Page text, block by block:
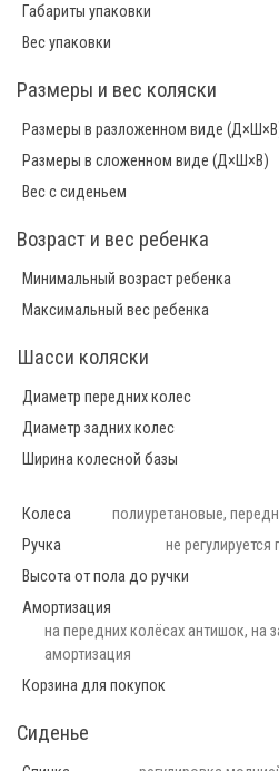
Габариты упаковки
Вес упаковки
Размеры и вес коляски
Размеры в разложенном виде
Размеры в сложенном виде (Д×Ш×В)
Вес с сиденьем
Возраст и вес ребенка
Минимальный возраст ребенка
Максимальный вес ребенка
Шасси коляски
Диаметр передних колес
Диаметр задних колес
Ширина колесной базы
Колеса
полиуретановые,
Ручка
не
Высота от пола до ручки
Амортизация
на передних колёсах антишок, на
амортизация
Корзина для покупок
Сиденье